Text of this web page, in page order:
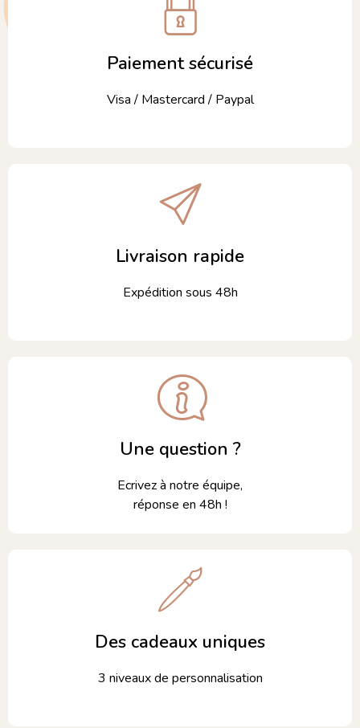
Paiement sécurisé
Visa / Mastercard / Paypal
Livraison rapide
Expédition sous 48h
Une question ?
Ecrivez à notre équipe,
réponse en 48h !
Des cadeaux uniques
3 niveaux de personnalisation